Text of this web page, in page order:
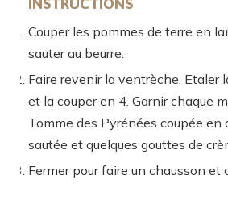
Couper les pommes de terre en
sauter au beurre.
Faire revenir la ventrèche. Etaler
et la couper en 4. Garnir chaque
Tomme des Pyrénées coupée en
sautée et quelques gouttes de
Fermer pour faire un chausson et